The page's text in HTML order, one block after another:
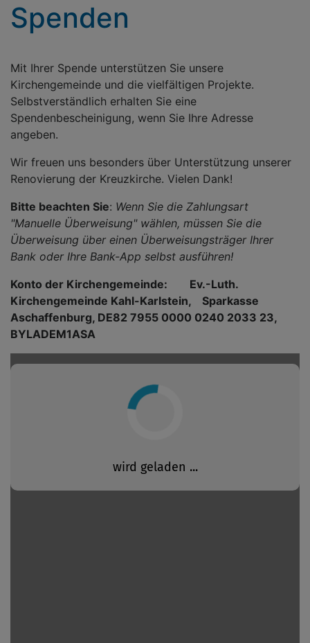
Spenden
Mit Ihrer Spende unterstützen Sie unsere
Kirchengemeinde und die vielfältigen Projekte.
Selbstverständlich erhalten Sie eine
Spendenbescheinigung, wenn Sie Ihre Adresse
angeben.
Wir freuen uns besonders über Unterstützung unserer
Renovierung der Kreuzkirche. Vielen Dank!
Bitte beachten Sie: Wenn Sie die Zahlungsart
"Manuelle Überweisung" wählen, müssen Sie die
Überweisung über einen Überweisungsträger Ihrer
Bank oder Ihre Bank-App selbst ausführen!
Konto der Kirchengemeinde: Ev.-Luth.
Kirchengemeinde Kahl-Karlstein, Sparkasse
Aschaffenburg, DE82 7955 0000 0240 2033 23,
BYLADEM1ASA